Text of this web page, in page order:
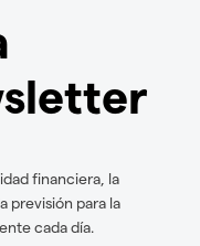
financiera, la
previsión para la
cada día.